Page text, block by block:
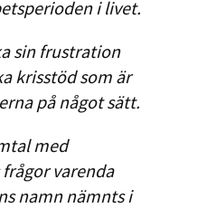
i livet.
sin frustration
krisstöd som är
på något sätt.
med
varenda
namn nämnts i